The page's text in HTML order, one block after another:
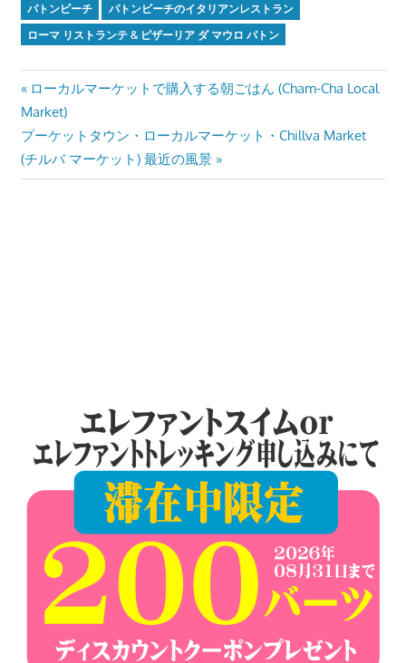
パトンビーチ
パトンビーチのイタリアンレストラン
ローマ リストランテ & ピザーリア ダ マウロ パトン
投
稿
ナ
Previous
Post:
ローカルマーケットで購入する朝ごはん (Cham-Cha Local
Market)
Next
Post:
プーケットタウン・ローカルマーケット・Chillva Market
(チルバ マーケット) 最近の風景